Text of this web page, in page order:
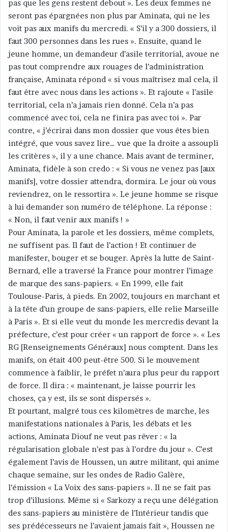
pas que les gens restent debout ». Les deux femmes ne
seront pas épargnées non plus par Aminata, qui ne les
voit pas aux manifs du mercredi. « S’il y a 300 dossiers, il
faut 300 personnes dans les rues ». Ensuite, quand le
jeune homme, un demandeur d’asile territorial, avoue ne
pas tout comprendre aux rouages de l’administration
française, Aminata répond « si vous maîtrisez mal cela, il
faut être avec nous dans les actions ». Et rajoute « l’asile
territorial, cela n’a jamais rien donné. Cela n’a pas
commencé avec toi, cela ne finira pas avec toi ». Par
contre, « j’écrirai dans mon dossier que vous êtes bien
intégré, que vous savez lire… vue que la droite a assoupli
les critères », il y a une chance. Mais avant de terminer,
Aminata, fidèle à son credo : « Si vous ne venez pas [aux
manifs], votre dossier attendra, dormira. Le jour où vous
reviendrez, on le ressortira ». Le jeune homme se risque
à lui demander son numéro de téléphone. La réponse :
« Non, il faut venir aux manifs ! »
Pour Aminata, la parole et les dossiers, même complets,
ne suffisent pas. Il faut de l’action ! Et continuer de
manifester, bouger et se bouger. Après la lutte de Saint-
Bernard, elle a traversé la France pour montrer l’image
de marque des sans-papiers. « En 1999, elle fait
Toulouse-Paris, à pieds. En 2002, toujours en marchant et
à la tête d’un groupe de sans-papiers, elle relie Marseille
à Paris ». Et si elle veut du monde les mercredis devant la
préfecture, c’est pour créer « un rapport de force ». « Les
RG [Renseignements Généraux] nous comptent. Dans les
manifs, on était 400 peut-être 500. Si le mouvement
commence à faiblir, le préfet n’aura plus peur du rapport
de force. Il dira : « maintenant, je laisse pourrir les
choses, ça y est, ils se sont dispersés ».
Et pourtant, malgré tous ces kilomètres de marche, les
manifestations nationales à Paris, les débats et les
actions, Aminata Diouf ne veut pas rêver : « la
régularisation globale n’est pas à l’ordre du jour ». C’est
également l’avis de Houssen, un autre militant, qui anime
chaque semaine, sur les ondes de Radio Galère,
l’émission « La Voix des sans-papiers ». Il ne se fait pas
trop d’illusions. Même si « Sarkozy a reçu une délégation
des sans-papiers au ministère de l’Intérieur tandis que
ses prédécesseurs ne l’avaient jamais fait », Houssen ne